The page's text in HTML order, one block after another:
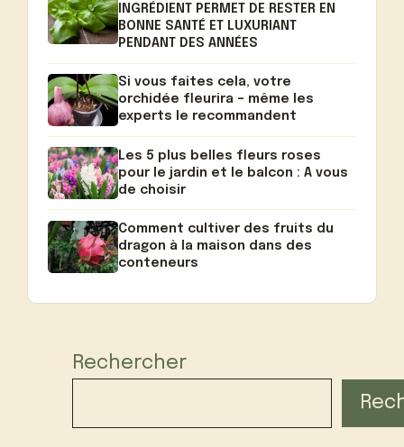
INGRÉDIENT PERMET DE RESTER EN
BONNE SANTÉ ET LUXURIANT
PENDANT DES ANNÉES
Si vous faites cela, votre
orchidée fleurira – même les
experts le recommandent
Les 5 plus belles fleurs roses
pour le jardin et le balcon : A vous
de choisir
Comment cultiver des fruits du
dragon à la maison dans des
conteneurs
Rechercher